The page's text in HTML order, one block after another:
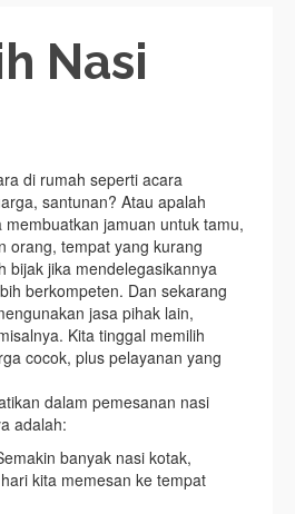
Nasi
di rumah seperti acara
santunan? Atau apalah
jamuan untuk tamu,
orang, tempat yang kurang
bijak jika mendelegasikannya
berkompeten. Dan sekarang
jasa pihak lain,
Kita tinggal memilih
cocok, plus pelayanan yang
dalam pemesanan nasi
adalah:
banyak nasi kotak,
kita memesan ke tempat